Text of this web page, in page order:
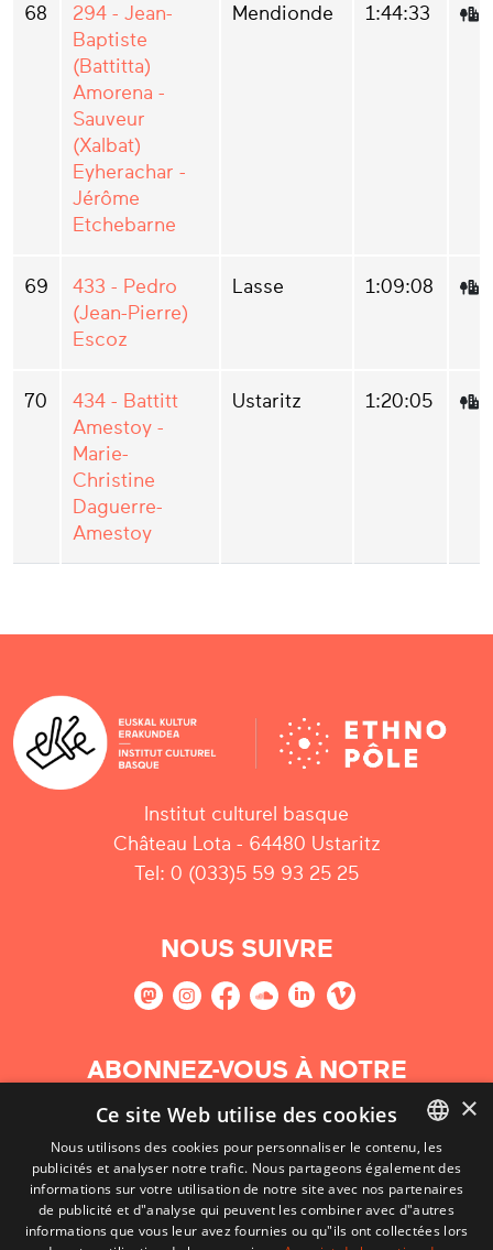
68
294 - Jean-
Baptiste
(Battitta)
Amorena -
Sauveur
(Xalbat)
Eyherachar -
Jérôme
Etchebarne
Mendionde 1:44:33
69
433 - Pedro
(Jean-Pierre)
Escoz
Lasse 1:09:08
70
434 - Battitt
Amestoy -
Marie-
Christine
Daguerre-
Amestoy
Ustaritz 1:20:05
Institut culturel basque
Château Lota - 64480 Ustaritz
Tel: 0 (033)5 59 93 25 25
NOUS SUIVRE
ABONNEZ-VOUS À NOTRE
NEWSLETTER
S'abonner
BASQUE
FRENCH
×
Ce site Web utilise des cookies
Nous utilisons des cookies pour personnaliser le contenu, les
publicités et analyser notre trafic. Nous partageons également des
informations sur votre utilisation de notre site avec nos partenaires
de publicité et d"analyse qui peuvent les combiner avec d"autres
informations que vous leur avez fournies ou qu"ils ont collectées lors